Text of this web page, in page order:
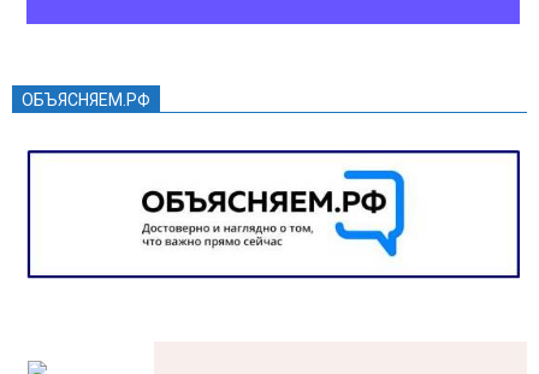
ОБЪЯСНЯЕМ.РФ